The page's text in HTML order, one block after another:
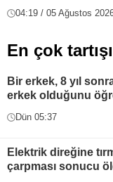
04:19 / 05 Ağustos
En çok
Bir erkek, 8 yıl
erkek olduğunu
Dün 05:37
Elektrik direğine
çarpması sonucu